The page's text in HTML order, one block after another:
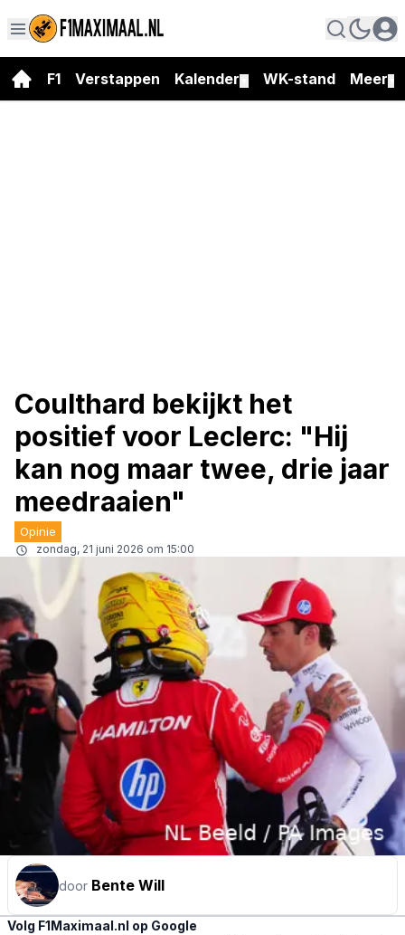
F1 Verstappen Kalender WK-stand Meer
Coulthard bekijkt het
positief voor Leclerc: "Hij
kan nog maar twee, drie jaar
meedraaien"
Opinie
zondag, 21 juni 2026 om 15:00
door Bente Will
Volg F1Maximaal.nl op Google